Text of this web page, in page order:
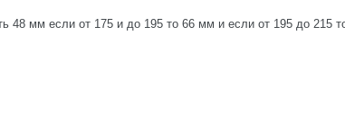
48 мм если от 175 и до 195 то 66 мм и если от 195 до 215